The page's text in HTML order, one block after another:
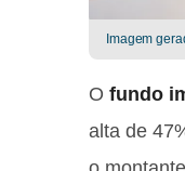
Imagem
O fundo
alta de